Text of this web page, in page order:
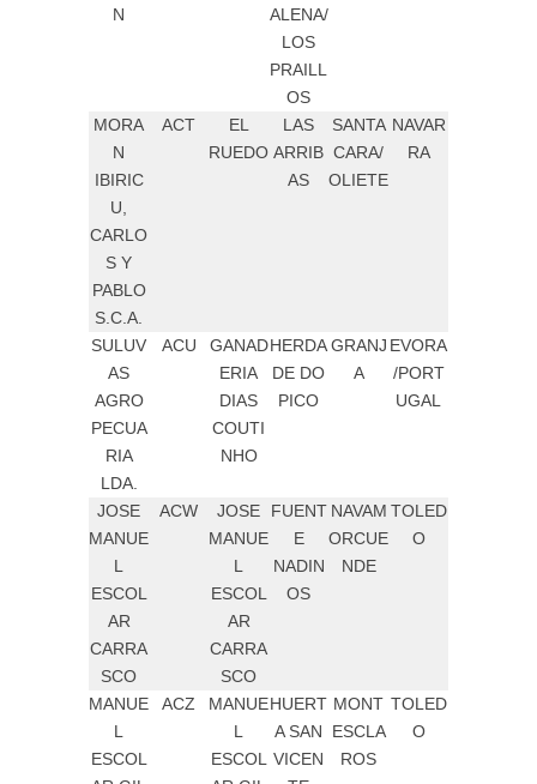
N
ALENA/
LOS
PRAILL
OS
MORA
N
IBIRIC
U,
CARLO
S Y
PABLO
S.C.A.
ACT
EL
RUEDO
LAS
ARRIB
AS
SANTA
CARA/
OLIETE
NAVAR
RA
SULUV
AS
AGRO
PECUA
RIA
LDA.
ACU
GANAD
ERIA
DIAS
COUTI
NHO
HERDA
DE DO
PICO
GRANJ
A
EVORA
/PORT
UGAL
JOSE
MANUE
L
ESCOL
AR
CARRA
SCO
ACW
JOSE
MANUE
L
ESCOL
AR
CARRA
SCO
FUENT
E
NADIN
OS
NAVAM
ORCUE
NDE
TOLED
O
MANUE
L
ESCOL
ACZ
MANUE
L
ESCOL
HUERT
A SAN
VICEN
MONT
ESCLA
ROS
TOLED
O